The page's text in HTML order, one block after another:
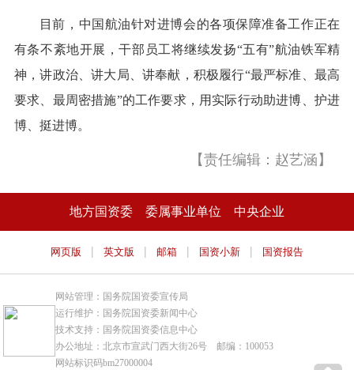
目前，中国航油针对进博会的各项保障准备工作正在
有条不紊地开展，干部员工将继续发扬“五有”航油铁军精
神，讲政治、讲大局、讲奉献，积极履行“最严标准、最高
要求、最周密措施”的工作要求，用实际行动助进博、护进
博、挺进博。
【责任编辑：赵艺涵】
地方国资委 委属事业单位 中央企业
网页版 | 英文版 | 邮箱 | 国资小新 | 国资报告
网站管理：国务院国资委宣传局
运行维护：国务院国资委新闻中心
技术支持：国务院国资委信息中心
办公地址：北京市宣武门西大街26号 邮编：100053
网站标识码bm27000004